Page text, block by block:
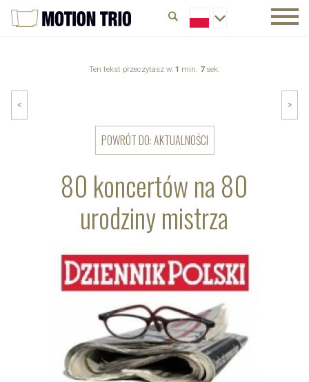
Ten tekst przeczytasz w: 1 min. 7sek.
80 koncertów na 80
urodziny mistrza
< >
POWRÓT DO: AKTUALNOŚCI